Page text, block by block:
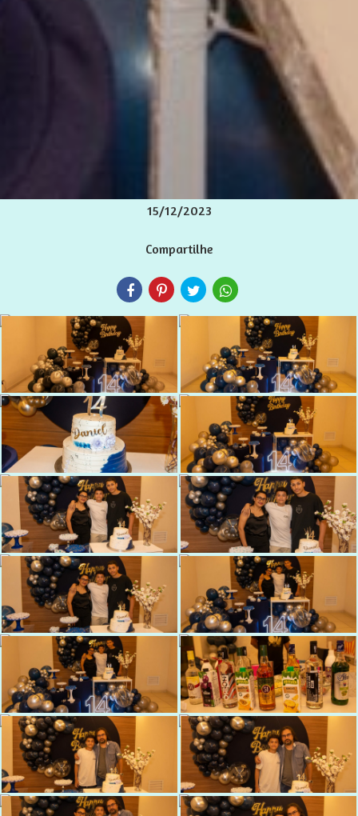
15/12/2023
Compartilhe